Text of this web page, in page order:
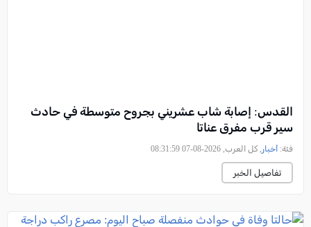
القدس: إصابة شاب عشريني بجروح متوسطة في حادث
سير قرب مفرق عناتا
فئة: أخبار , كل العرب, 2026-08-07 08:31:59
تفاصيل الخبر